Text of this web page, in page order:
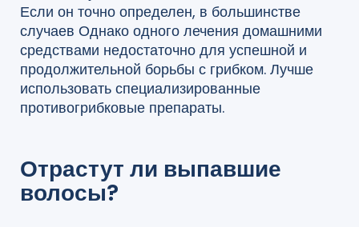
Если он точно определен, в большинстве
случаев Однако одного лечения домашними
средствами недостаточно для успешной и
продолжительной борьбы с грибком. Лучше
использовать специализированные
противогрибковые препараты.
Отрастут ли выпавшие
волосы?